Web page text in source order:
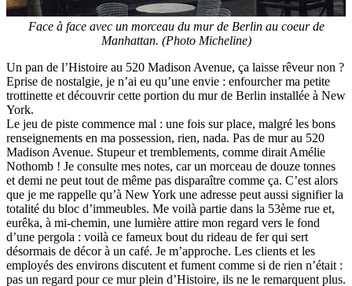
Face à face avec un morceau du mur de Berlin au coeur de
Manhattan. (Photo Micheline)
Un pan de l’Histoire au 520 Madison Avenue, ça laisse rêveur non ?
Eprise de nostalgie, je n’ai eu qu’une envie : enfourcher ma petite
trottinette et découvrir cette portion du mur de Berlin installée à New
York.
Le jeu de piste commence mal : une fois sur place, malgré les bons
renseignements en ma possession, rien, nada. Pas de mur au 520
Madison Avenue. Stupeur et tremblements, comme dirait Amélie
Nothomb ! Je consulte mes notes, car un morceau de douze tonnes
et demi ne peut tout de même pas disparaître comme ça. C’est alors
que je me rappelle qu’à New York une adresse peut aussi signifier la
totalité du bloc d’immeubles. Me voilà partie dans la 53ème rue et,
eurêka, à mi-chemin, une lumière attire mon regard vers le fond
d’une pergola : voilà ce fameux bout du rideau de fer qui sert
désormais de décor à un café. Je m’approche. Les clients et les
employés des environs discutent et fument comme si de rien n’était :
pas un regard pour ce mur plein d’Histoire, ils ne le remarquent plus.